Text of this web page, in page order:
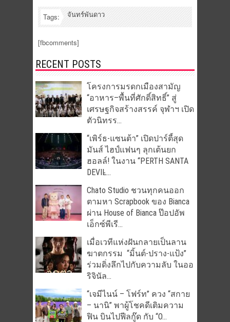
Tags: จันทร์พันดาว
[fbcomments]
RECENT POSTS
โครงการมรดกเมืองสามัญ
“อาหาร–พื้นที่ศักดิ์สิทธิ์” สู่
เศรษฐกิจสร้างสรรค์ จุฬาฯ เปิด
ตัวนิทรร...
“เพิร์ธ-แซนต้า” เปิดปาร์ตี้สุด
มันส์ ไฮป์แฟนๆ ลุกเต้นยก
ฮอลล์! ในงาน “PERTH SANTA
DEVIL̵...
Chato Studio ชวนทุกคนออก
ตามหา Scrapbook ของ Bianca
ผ่าน House of Bianca ป๊อปอัพ
เอ็กซ์พีเรี...
เมื่อเวทีแห่งฝันกลายเป็นลาน
ฆาตกรรม “มิ้นต์-ปราง-แป้ง”
ร่วมดิ่งลึกไปกับความลับ ในออ
ริจินัล...
“เจมีไนน์ – โฟร์ท” ควง “สกาย
– นานิ” พาผู้โชคดีเติมความ
ฟิน บินไปฟีลกู๊ด กับ “O...